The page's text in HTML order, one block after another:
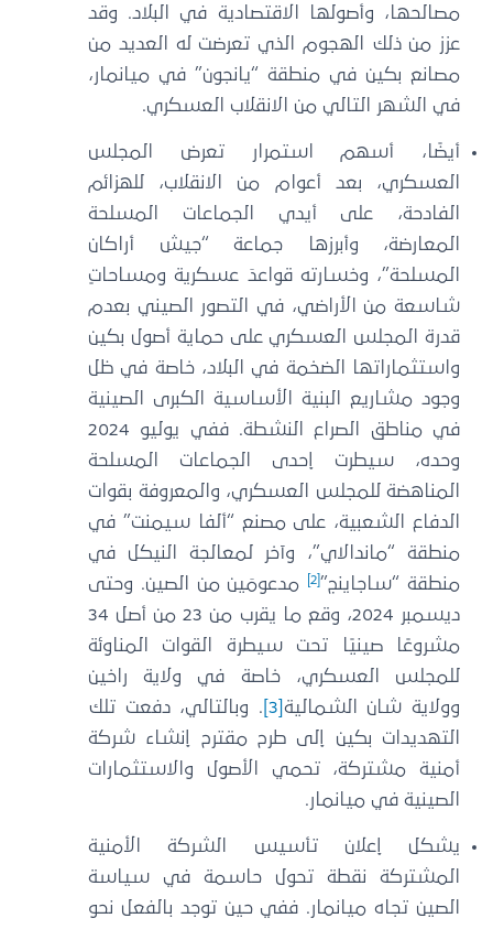
مصالحها، وأصولها الاقتصادية في البلاد. وقد
عزز من ذلك الهجوم الذي تعرضت له العديد من
مصانع بكين في منطقة “يانجون” في ميانمار،
في الشهر التالي من الانقلاب العسكري.
أيضًا، أسهم استمرار تعرض المجلس
العسكري، بعد أعوام من الانقلاب، للهزائم
الفادحة، على أيدي الجماعات المسلحة
المعارضة، وأبرزها جماعة “جيش أراكان
المسلحة”، وخسارته قواعدَ عسكرية ومساحاتٍ
شاسعة من الأراضي، في التصور الصيني بعدم
قدرة المجلس العسكري على حماية أصول بكين
واستثماراتها الضخمة في البلاد، خاصة في ظل
وجود مشاريع البنية الأساسية الكبرى الصينية
في مناطق الصراع النشطة. ففي يوليو 2024
وحده، سيطرت إحدى الجماعات المسلحة
المناهضة للمجلس العسكري، والمعروفة بقوات
الدفاع الشعبية، على مصنع “ألفا سيمنت” في
منطقة “ماندالاي”، وآخر لمعالجة النيكل في
منطقة “ساجاينج”[2]
مدعومَين من الصين. وحتى
ديسمبر 2024، وقع ما يقرب من 23 من أصل 34
مشروعًا صينيًا تحت سيطرة القوات المناوئة
للمجلس العسكري، خاصة في ولاية راخين
وولاية شان الشمالية
. وبالتالي، دفعت تلك
التهديدات بكين إلى طرح مقترح إنشاء شركة
أمنية مشتركة، تحمي الأصول والاستثمارات
الصينية في ميانمار.
يشكل إعلان تأسيس الشركة الأمنية
المشتركة نقطة تحول حاسمة في سياسة
الصين تجاه ميانمار. ففي حين توجد بالفعل نحو